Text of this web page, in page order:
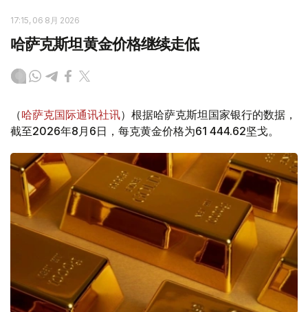
17:15, 06 8月 2026
哈萨克斯坦黄金价格继续走低
（哈萨克国际通讯社讯）根据哈萨克斯坦国家银行的数据，
截至2026年8月6日，每克黄金价格为61 444.62坚戈。